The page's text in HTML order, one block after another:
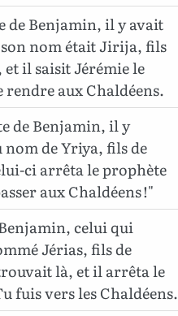
de Benjamin, il y avait
nom était Jirija, fils
il saisit Jérémie le
rendre aux Chaldéens.
de Benjamin, il y
de Yriya, fils de
ci arrêta le prophète
aux Chaldéens !"
celui qui
Jérias, fils de
là, et il arrêta le
fuis vers les Chaldéens.